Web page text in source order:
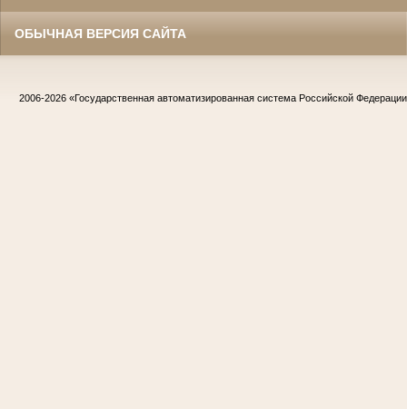
ОБЫЧНАЯ ВЕРСИЯ САЙТА
2006-2026 «Государственная автоматизированная система Российской